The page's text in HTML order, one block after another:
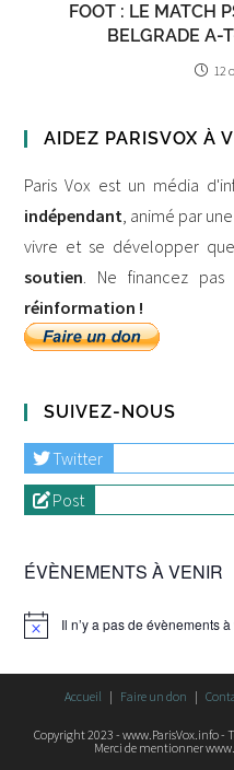
FOOT : LE MATCH
BELGRADE A-
12
AIDEZ PARISVOX À
Paris Vox est un média
indépendant, animé par
vivre et se développer
soutien. Ne financez pas
réinformation !
SUIVEZ-NOUS
Twitter
Post
ÉVÈNEMENTS À VENIR
Il n’y a pas de évènements
Accueil Faire un don
Copyright 2023 - www.ParisVox.info -
Merci de mentionner